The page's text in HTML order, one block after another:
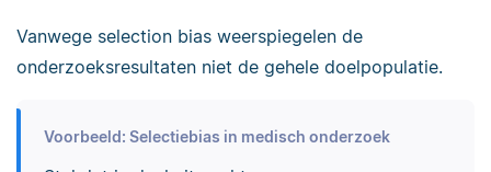
Vanwege selection bias weerspiegelen de
onderzoeksresultaten niet de gehele doelpopulatie.
Voorbeeld: Selectiebias in medisch onderzoek